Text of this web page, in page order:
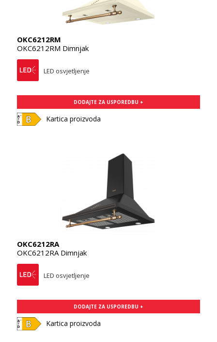
OKC6212RM
OKC6212RM Dimnjak
LED osvjetljenje
DODAJTE ZA USPOREDBU +
Kartica proizvoda
OKC6212RA
OKC6212RA Dimnjak
LED osvjetljenje
DODAJTE ZA USPOREDBU +
Kartica proizvoda